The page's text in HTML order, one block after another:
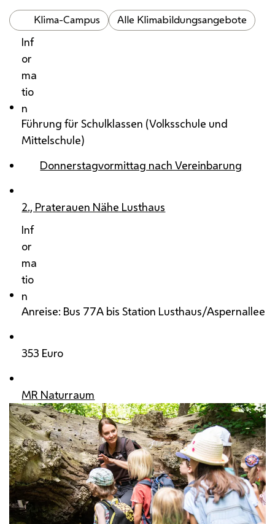
Klima-Campus Alle Klimabildungsangebote
Inf
or
ma
tio
n
Führung für Schulklassen (Volksschule und
Mittelschule)
Donnerstagvormittag nach Vereinbarung
2., Praterauen Nähe Lusthaus
Inf
or
ma
tio
n
Anreise: Bus 77A bis Station Lusthaus/Aspernallee
353 Euro
MR Naturraum